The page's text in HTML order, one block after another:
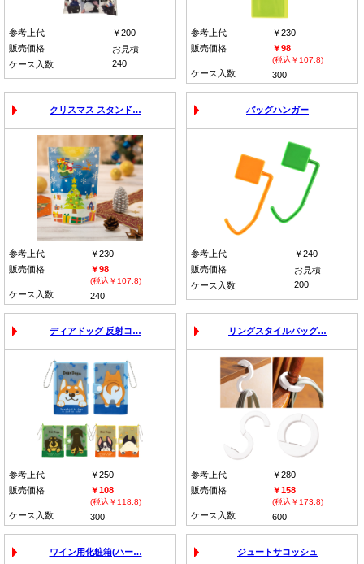
参考上代
￥200
販売価格
お見積
ケース入数
240
参考上代
￥230
販売価格
￥98
(税込￥107.8)
ケース入数 300
クリスマス スタンド…
参考上代
￥230
販売価格
￥98
(税込￥107.8)
ケース入数 240
バッグハンガー
参考上代
￥240
販売価格
お見積
ケース入数
200
ディアドッグ 反射コ…
参考上代
￥250
販売価格
￥108
(税込￥118.8)
ケース入数 300
リングスタイルバッグ…
参考上代
￥280
販売価格
￥158
(税込￥173.8)
ケース入数 600
ワイン用化粧箱(ハー… ジュートサコッシュ